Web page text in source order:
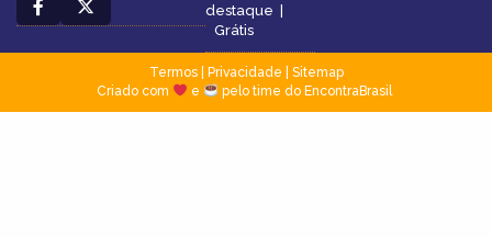
destaque |
Grátis
Termos| Privacidade
Sitemap
Criado com
e pelo time do EncontraBrasil